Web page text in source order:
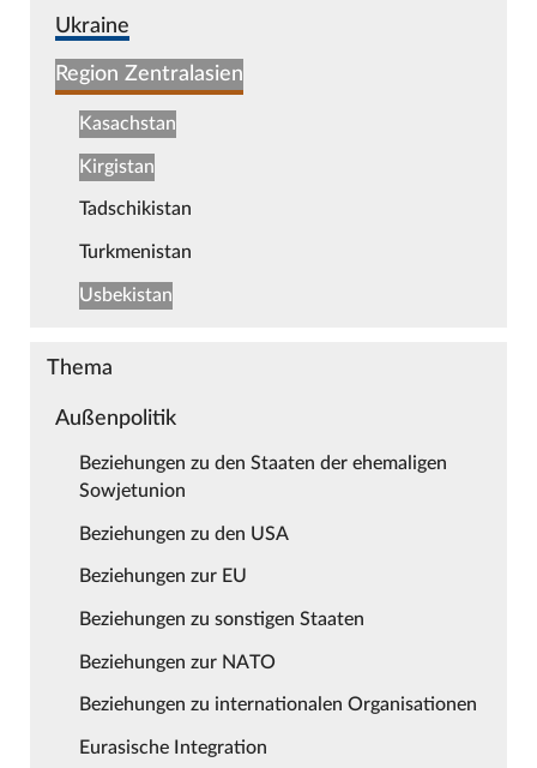
Ukraine
Region Zentralasien
Kasachstan
Kirgistan
Tadschikistan
Turkmenistan
Usbekistan
Thema
Außenpolitik
Beziehungen zu den Staaten der ehemaligen
Sowjetunion
Beziehungen zu den USA
Beziehungen zur EU
Beziehungen zu sonstigen Staaten
Beziehungen zur NATO
Beziehungen zu internationalen Organisationen
Eurasische Integration